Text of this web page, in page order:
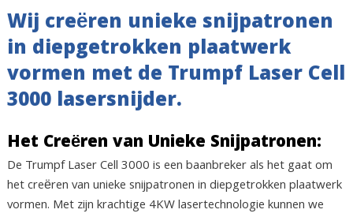
Wij creëren unieke snijpatronen
in diepgetrokken plaatwerk
vormen met de Trumpf Laser Cell
3000 lasersnijder.
Het Creëren van Unieke Snijpatronen:
De Trumpf Laser Cell 3000 is een baanbreker als het gaat om
het creëren van unieke snijpatronen in diepgetrokken plaatwerk
vormen. Met zijn krachtige 4KW lasertechnologie kunnen we